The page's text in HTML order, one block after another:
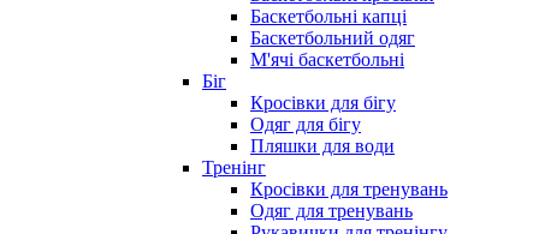
Баскетбольні капці
Баскетбольний одяг
М'ячі баскетбольні
Біг
Кросівки для бігу
Одяг для бігу
Пляшки для води
Тренінг
Кросівки для тренувань
Одяг для тренувань